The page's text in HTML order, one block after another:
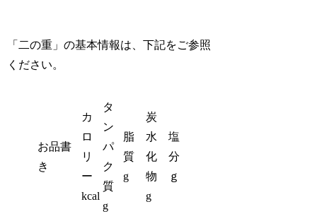
「二の重」の基本情報は、下記をご参照
ください。
お品書
き
カ
ロ
リ
ー
kcal
タ
ン
パ
ク
質
g
脂
質
g
炭
水
化
物
g
塩
分
ｇ